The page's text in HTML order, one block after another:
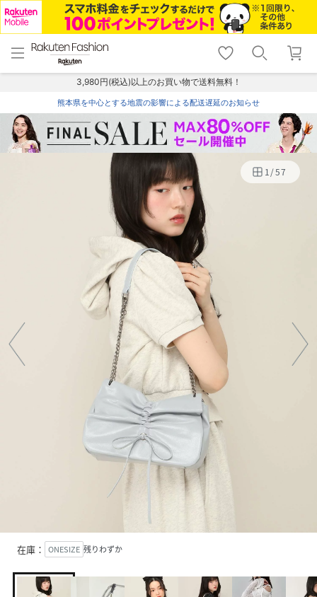
menu home
トップ
shopping_cart lock_outline
ログイン
3,980円(税込)以上のお買い物で送料無料！
熊本県を中心とする地震の影響による配送遅延のお知らせ
1/57
在庫： ONESIZE 残りわずか